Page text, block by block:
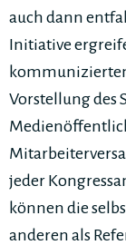
auch dann
Initiative
Vorstellung des
jeder
können die
anderen als